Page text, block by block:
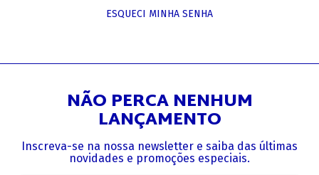
ESQUECI MINHA SENHA
NÃO PERCA NENHUM
LANÇAMENTO
Inscreva-se na nossa newsletter e saiba das últimas
novidades e promoções especiais.